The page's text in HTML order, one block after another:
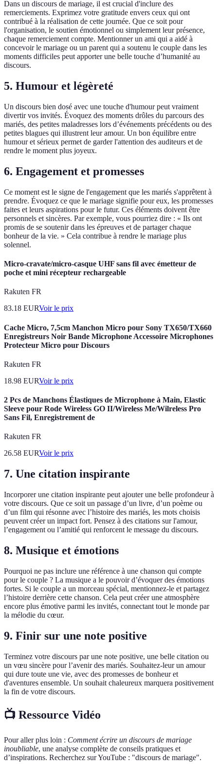
Dans un discours de mariage, il est crucial d'inclure des
remerciements. Exprimez votre gratitude envers ceux qui ont
contribué à la réalisation de cette journée. Que ce soit pour
l'organisation, le soutien émotionnel ou simplement leur présence,
chaque remerciement compte. Mentionner un ami qui a aidé à
concevoir le mariage ou un parent qui a soutenu le couple dans les
moments difficiles peut apporter une belle touche d’humanité au
discours.
5. Humour et légèreté
Un discours bien dosé avec une touche d'humour peut vraiment
divertir vos invités. Évoquez des moments drôles du parcours des
mariés, des petites maladresses lors d’événements précédents ou des
petites blagues qui illustrent leur amour. Un bon équilibre entre
humour et sérieux permet de garder l'attention des auditeurs et de
rendre le moment plus joyeux.
6. Engagement et promesses
Ce moment est le signe de l'engagement que les mariés s'apprêtent à
prendre. Évoquez ce que le mariage signifie pour eux, les promesses
faites et leurs aspirations pour le futur. Ces éléments doivent être
personnels et sincères. Par exemple, vous pourriez dire : « Ils ont
promis de se soutenir dans les épreuves et de partager chaque
bonheur de la vie. » Cela contribue à rendre le mariage plus
solennel.
Micro-cravate/micro-casque UHF sans fil avec émetteur de
poche et mini récepteur rechargeable
Rakuten FR
83.18 EURVoir le prix
Cache Micro, 7,5cm Manchon Micro pour Sony TX650/TX660
Enregistreurs Noir Bande Microphone Accessoire Microphones
Protecteur Micro pour Discours
Rakuten FR
18.98 EURVoir le prix
2 Pcs de Manchons Élastiques de Microphone à Main, Elastic
Sleeve pour Rode Wireless GO II/Wireless Me/Wilreless Pro
Sans Fil, Enregistrement de
Rakuten FR
26.58 EURVoir le prix
7. Une citation inspirante
Incorporer une citation inspirante peut ajouter une belle profondeur à
votre discours. Que ce soit un passage d’un livre, d’un poème ou
d’un film qui résonne avec l’histoire des mariés, les mots choisis
peuvent créer un impact fort. Pensez à des citations sur l'amour,
l’engagement ou l’amitié qui renforcent le message du discours.
8. Musique et émotions
Pourquoi ne pas inclure une référence à une chanson qui compte
pour le couple ? La musique a le pouvoir d’évoquer des émotions
fortes. Si le couple a un morceau spécial, mentionnez-le et partagez
l’histoire derrière cette chanson. Cela peut créer une atmosphère
encore plus émotive parmi les invités, connectant tout le monde par
la mélodie du cœur.
9. Finir sur une note positive
Terminez votre discours par une note positive, une belle citation ou
un vœu sincère pour l’avenir des mariés. Souhaitez-leur un amour
qui dure toute une vie, avec des promesses de bonheur et
d'aventures ensemble. Un souhait chaleureux marquera positivement
la fin de votre discours.
📺 Ressource Vidéo
Pour aller plus loin : Comment écrire un discours de mariage
inoubliable, une analyse complète de conseils pratiques et
d’inspirations. Recherchez sur YouTube : "discours de mariage".